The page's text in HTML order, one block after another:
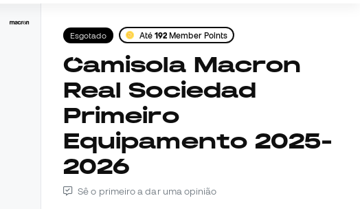
Esgotado Até 192 Member Points
Camisola Macron
Real Sociedad
Primeiro
Equipamento 2025-
2026
Sê o primeiro a dar uma opinião